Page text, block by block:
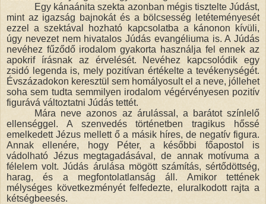
Egy kánaánita szekta azonban mégis tisztelte Júdást,
mint az igazság bajnokát és a bölcsesség letéteményesét
ezzel a szektával hozható kapcsolatba a kánonon kívüli,
úgy nevezet nem hivatalos Júdás evangéliuma is. A Júdás
nevéhez fűződő irodalom gyakorta használja fel ennek az
apokrif írásnak az érvelését. Nevéhez kapcsolódik egy
zsidó legenda is, mely pozitívan értékelte a tevékenységét.
Évszázadokon keresztül sem homályosult el a neve, jóllehet
soha sem tudta semmilyen irodalom végérvényesen pozitív
figurává változtatni Júdás tettét.
Mára neve azonos az árulással, a barátot színlelő
ellenséggel. A szenvedés történetben tragikus hőssé
emelkedett Jézus mellett ő a másik híres, de negatív figura.
Annak ellenére, hogy Péter, a későbbi főapostol is
vádolható Jézus megtagadásával, de annak motívuma a
félelem volt. Júdás árulása mögött számítás, sértődöttség,
harag, és a megfontolatlanság áll. Amikor tettének
mélységes következményét felfedezte, eluralkodott rajta a
kétségbeesés.